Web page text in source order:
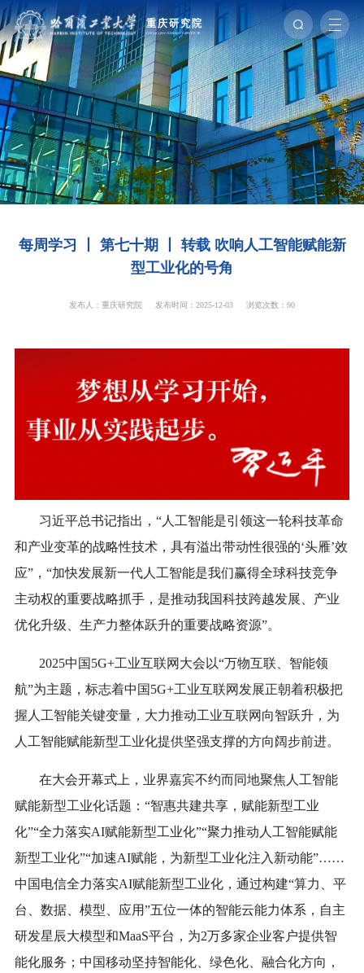
每周学习 丨 第七十期 丨 转载 吹响人工智能赋能新
型工业化的号角
发布人：重庆研究院 发布时间：2025-12-03 浏览次数： 90
习近平总书记指出，“人工智能是引领这一轮科技革命
和产业变革的战略性技术，具有溢出带动性很强的‘头雁’效
应”，“加快发展新一代人工智能是我们赢得全球科技竞争
主动权的重要战略抓手，是推动我国科技跨越发展、产业
优化升级、生产力整体跃升的重要战略资源”。
2025中国5G+工业互联网大会以“万物互联、智能领
航”为主题，标志着中国5G+工业互联网发展正朝着积极把
握人工智能关键变量，大力推动工业互联网向智跃升，为
人工智能赋能新型工业化提供坚强支撑的方向阔步前进。
在大会开幕式上，业界嘉宾不约而同地聚焦人工智能
赋能新型工业化话题：“智惠共建共享，赋能新型工业
化”“全力落实AI赋能新型工业化”“聚力推动人工智能赋能
新型工业化”“加速AI赋能，为新型工业化注入新动能”……
中国电信全力落实AI赋能新型工业化，通过构建“算力、平
台、数据、模型、应用”五位一体的智能云能力体系，自主
研发星辰大模型和MaaS平台，为2万多家企业客户提供智
能化服务；中国移动坚持智能化、绿色化、融合化方向，